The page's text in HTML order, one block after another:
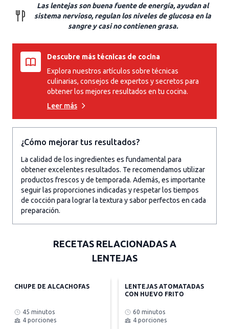
Las lentejas son buena fuente de energía, ayudan al
sistema nervioso, regulan los niveles de glucosa en la
sangre y casi no contienen grasa.
Descubre más técnicas de cocina
Explora nuestros artículos sobre técnicas
culinarias, consejos de expertos y secretos para
obtener los mejores resultados en tu cocina.
Leer más
¿Cómo mejorar tus resultados?
La calidad de los ingredientes es fundamental para
obtener excelentes resultados. Te recomendamos utilizar
productos frescos y de temporada. Además, es importante
seguir las proporciones indicadas y respetar los tiempos
de cocción para lograr la textura y sabor perfectos en cada
preparación.
RECETAS RELACIONADAS A
LENTEJAS
CHUPE DE ALCACHOFAS
45 minutos
4 porciones
LENTEJAS ATOMATADAS
CON HUEVO FRITO
60 minutos
4 porciones